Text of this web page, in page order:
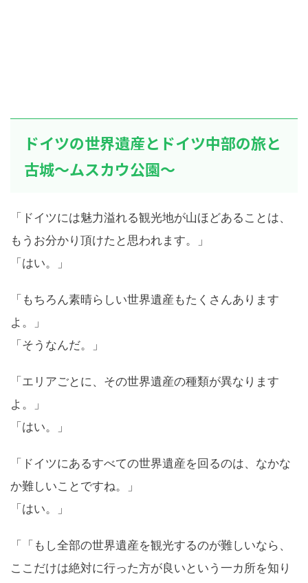
ドイツの世界遺産とドイツ中部の旅と
古城～ムスカウ公園～
「ドイツには魅力溢れる観光地が山ほどあることは、
もうお分かり頂けたと思われます。」
「はい。」
「もちろん素晴らしい世界遺産もたくさんあります
よ。」
「そうなんだ。」
「エリアごとに、その世界遺産の種類が異なります
よ。」
「はい。」
「ドイツにあるすべての世界遺産を回るのは、なかな
か難しいことですね。」
「はい。」
「「もし全部の世界遺産を観光するのが難しいなら、
ここだけは絶対に行った方が良いという一カ所を知り